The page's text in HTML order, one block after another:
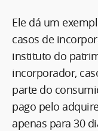
Ele dá um
casos de
instituto do
incorporador,
parte do
pago pelo
apenas para 30